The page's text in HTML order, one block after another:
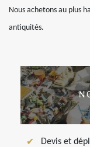
Nous achetons au plus
antiquités.
Devis et